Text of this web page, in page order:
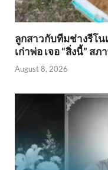
ลูกสาวกับทีมช่างรีโน
เก่าพ่อ เจอ “สิ่งนี้” ส
August 8, 2026